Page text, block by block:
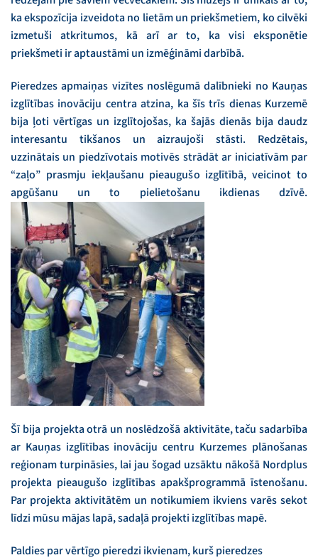
ka ekspozīcija izveidota no lietām un priekšmetiem, ko cilvēki
izmetuši atkritumos, kā arī ar to, ka visi eksponētie
priekšmeti ir aptaustāmi un izmēģināmi darbībā.
Pieredzes apmaiņas vizītes noslēgumā dalībnieki no Kauņas
izglītības inovāciju centra atzina, ka šīs trīs dienas Kurzemē
bija ļoti vērtīgas un izglītojošas, ka šajās dienās bija daudz
interesantu tikšanos un aizraujoši stāsti. Redzētais,
uzzinātais un piedzīvotais motivēs strādāt ar iniciatīvām par
“zaļo” prasmju iekļaušanu pieaugušo izglītībā, veicinot to
apgūšanu un to pielietošanu ikdienas dzīvē.
Šī bija projekta otrā un noslēdzošā aktivitāte, taču sadarbība
ar Kauņas izglītības inovāciju centru Kurzemes plānošanas
reģionam turpināsies, lai jau šogad uzsāktu nākošā Nordplus
projekta pieaugušo izglītības apakšprogrammā īstenošanu.
Par projekta aktivitātēm un notikumiem ikviens varēs sekot
līdzi mūsu mājas lapā, sadaļā projekti izglītības mapē.
Paldies par vērtīgo pieredzi ikvienam, kurš pieredzes